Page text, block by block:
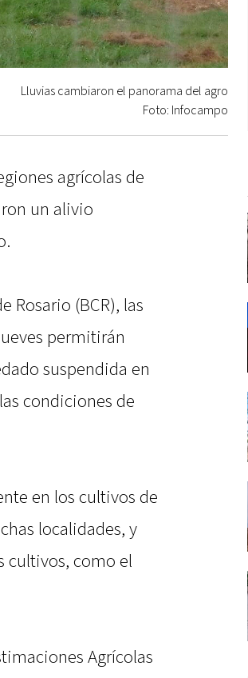
Lluvias cambiaron el panorama del agro
Foto: Infocampo
agrícolas de
un alivio
Rosario (BCR), las
permitirán
suspendida en
condiciones de
en los cultivos de
localidades, y
cultivos, como el
Agrícolas